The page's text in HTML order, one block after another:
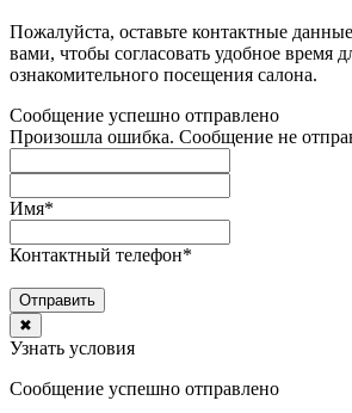
Пожалуйста, оставьте контактные
вами, чтобы согласовать удобное время
ознакомительного посещения салона.
Сообщение успешно отправлено
Произошла ошибка. Сообщение не
Имя*
Контактный телефон*
Отправить
✖
Узнать условия
Сообщение успешно отправлено